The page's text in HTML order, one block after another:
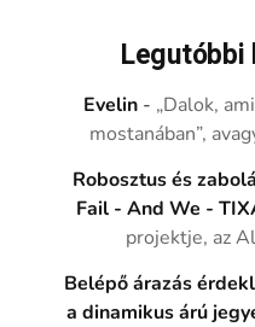
Legutóbbi
Evelin - „Dalok,
mostanában”,
Robosztus és
Fail - And We -
projektje, az
Belépő árazás
a dinamikus árú